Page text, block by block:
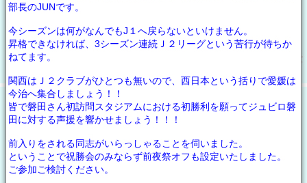
部長のJUNです。
今シーズンは何がなんでもJ１へ戻らないといけません。
昇格できなければ、3シーズン連続Ｊ２リーグという苦行が待ちか
ねてます。
関西はＪ２クラブがひとつも無いので、西日本という括りで愛媛は
今治へ集合しましょう！！
皆で磐田さん初訪問スタジアムにおける初勝利を願ってジュビロ磐
田に対する声援を響かせましょう！！！
前入りをされる同志がいらっしゃることを伺いました。
ということで祝勝会のみならず前夜祭オフも設定いたしました。
ご参加ご検討ください。